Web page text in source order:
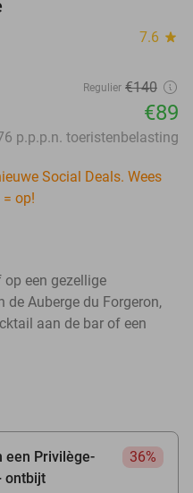
7.6 star
Regulier €140
€89
p.p.p.n. toeristenbelasting
Social Deals. Wees
op!
een gezellige
Auberge du Forgeron,
aan de bar of een
een Privilège-
ontbijt
36%